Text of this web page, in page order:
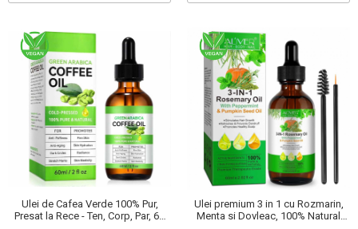
Ulei de Cafea Verde 100% Pur,
Presat la Rece - Ten, Corp, Par, 60
Ulei premium 3 in 1 cu Rozmarin,
Menta si Dovleac, 100% Natural